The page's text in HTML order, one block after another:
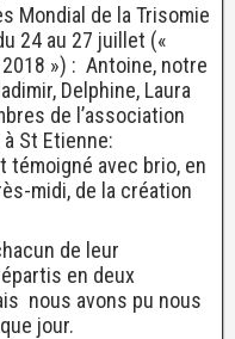
Mondial de la Trisomie
24 au 27 juillet («
») : Antoine, notre
Delphine, Laura
de l’association
St Etienne:
témoigné avec brio, en
midi, de la création
de leur
en deux
nous avons pu nous
jour.